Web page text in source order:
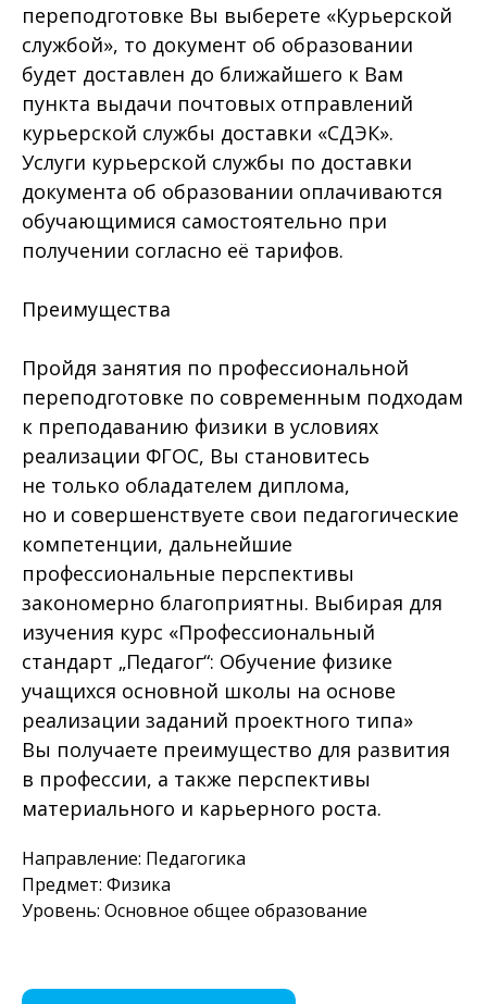
переподготовке Вы выберете «Курьерской
службой», то документ об образовании
будет доставлен до ближайшего к Вам
пункта выдачи почтовых отправлений
курьерской службы доставки «СДЭК».
Услуги курьерской службы по доставки
документа об образовании оплачиваются
обучающимися самостоятельно при
получении согласно её тарифов.
Преимущества
Пройдя занятия по профессиональной
переподготовке по современным подходам
к преподаванию физики в условиях
реализации ФГОС, Вы становитесь
не только обладателем диплома,
но и совершенствуете свои педагогические
компетенции, дальнейшие
профессиональные перспективы
закономерно благоприятны. Выбирая для
изучения курс «Профессиональный
стандарт „Педагог“: Обучение физике
учащихся основной школы на основе
реализации заданий проектного типа»
Вы получаете преимущество для развития
в профессии, а также перспективы
материального и карьерного роста.
Направление: Педагогика
Предмет: Физика
Уровень: Основное общее образование